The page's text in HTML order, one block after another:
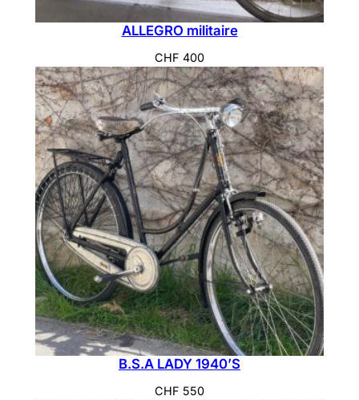
ALLEGRO militaire
CHF 400
B.S.A LADY 1940’S
CHF 550